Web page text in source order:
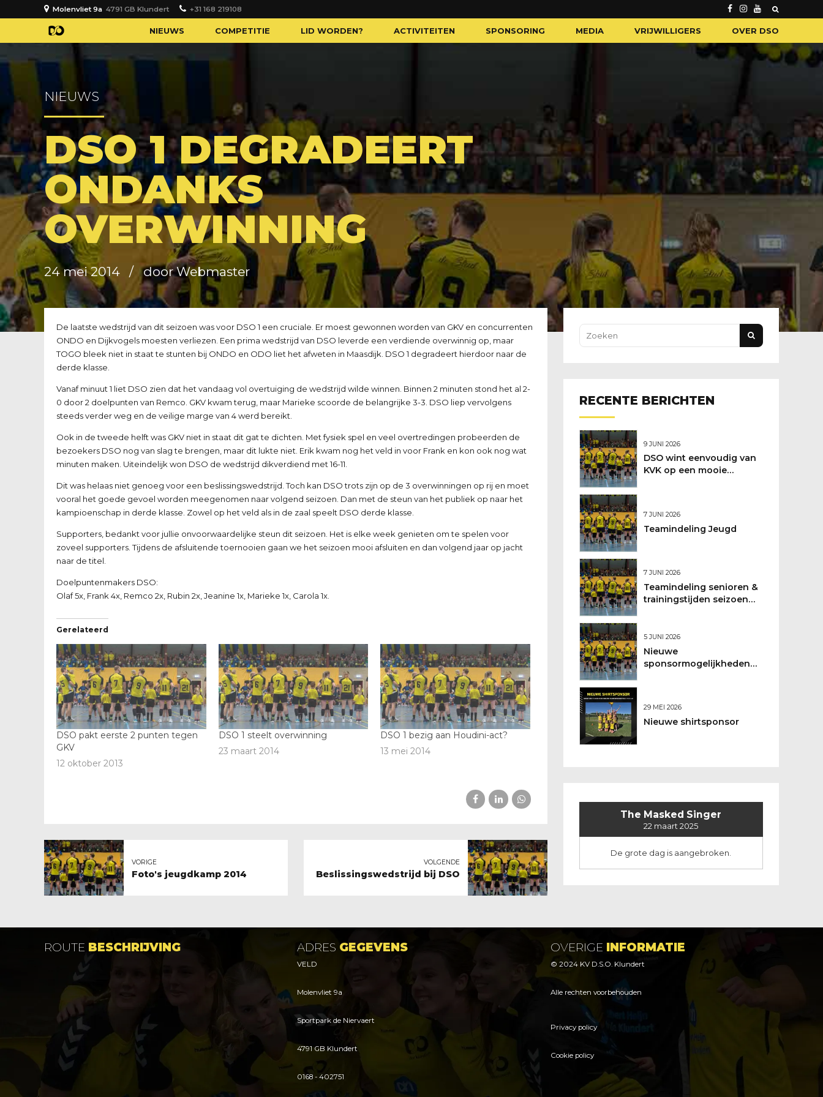
Molenvliet 9a 4791 GB Klundert +31 168 219108
NIEUWS COMPETITIE LID WORDEN? ACTIVITEITEN SPONSORING MEDIA VRIJWILLIGERS OVER DSO
NIEUWS
DSO 1 DEGRADEERT
ONDANKS
OVERWINNING
24 mei 2014 door Webmaster
De laatste wedstrijd van dit seizoen was voor DSO 1 een cruciale. Er moest gewonnen worden van GKV en concurrenten
ONDO en Dijkvogels moesten verliezen. Een prima wedstrijd van DSO leverde een verdiende overwinnig op, maar
TOGO bleek niet in staat te stunten bij ONDO en ODO liet het afweten in Maasdijk. DSO 1 degradeert hierdoor naar de
derde klasse.
Vanaf minuut 1 liet DSO zien dat het vandaag vol overtuiging de wedstrijd wilde winnen. Binnen 2 minuten stond het al 2-
0 door 2 doelpunten van Remco. GKV kwam terug, maar Marieke scoorde de belangrijke 3-3. DSO liep vervolgens
steeds verder weg en de veilige marge van 4 werd bereikt.
Ook in de tweede helft was GKV niet in staat dit gat te dichten. Met fysiek spel en veel overtredingen probeerden de
bezoekers DSO nog van slag te brengen, maar dit lukte niet. Erik kwam nog het veld in voor Frank en kon ook nog wat
minuten maken. Uiteindelijk won DSO de wedstrijd dikverdiend met 16-11.
Dit was helaas niet genoeg voor een beslissingswedstrijd. Toch kan DSO trots zijn op de 3 overwinningen op rij en moet
vooral het goede gevoel worden meegenomen naar volgend seizoen. Dan met de steun van het publiek op naar het
kampioenschap in derde klasse. Zowel op het veld als in de zaal speelt DSO derde klasse.
Supporters, bedankt voor jullie onvoorwaardelijke steun dit seizoen. Het is elke week genieten om te spelen voor
zoveel supporters. Tijdens de afsluitende toernooien gaan we het seizoen mooi afsluiten en dan volgend jaar op jacht
naar de titel.
Doelpuntenmakers DSO:
Olaf 5x, Frank 4x, Remco 2x, Rubin 2x, Jeanine 1x, Marieke 1x, Carola 1x.
Gerelateerd
DSO pakt eerste 2 punten tegen
GKV
12 oktober 2013
DSO 1 steelt overwinning
23 maart 2014
DSO 1 bezig aan Houdini-act?
13 mei 2014
VORIGE
Foto's jeugdkamp 2014
VOLGENDE
Beslissingswedstrijd bij DSO
RECENTE BERICHTEN
9 JUNI 2026
DSO wint eenvoudig van
KVK op een mooie
7 JUNI 2026
Teamindeling Jeugd
7 JUNI 2026
Teamindeling senioren &
trainingstijden seizoen
5 JUNI 2026
Nieuwe
sponsormogelijkheden
29 MEI 2026
Nieuwe shirtsponsor
The Masked Singer
22 maart 2025
De grote dag is aangebroken.
ROUTE BESCHRIJVING ADRES GEGEVENS
VELD
Molenvliet 9a
Sportpark de Niervaert
4791 GB Klundert
0168 - 402751
OVERIGE INFORMATIE
© 2024 KV D.S.O. Klundert
Alle rechten voorbehouden
Privacy policy
Cookie policy